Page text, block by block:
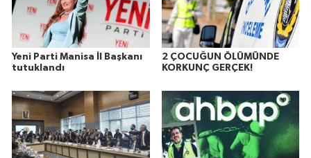
Yeni Parti Manisa İl Başkanı
tutuklandı
2 ÇOCUĞUN ÖLÜMÜNDE
KORKUNÇ GERÇEK!